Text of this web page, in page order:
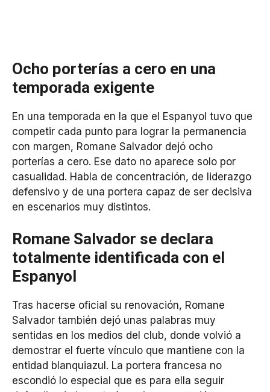
Ocho porterías a cero en una
temporada exigente
En una temporada en la que el Espanyol tuvo que
competir cada punto para lograr la permanencia
con margen, Romane Salvador dejó ocho
porterías a cero. Ese dato no aparece solo por
casualidad. Habla de concentración, de liderazgo
defensivo y de una portera capaz de ser decisiva
en escenarios muy distintos.
Romane Salvador se declara
totalmente identificada con el
Espanyol
Tras hacerse oficial su renovación, Romane
Salvador también dejó unas palabras muy
sentidas en los medios del club, donde volvió a
demostrar el fuerte vínculo que mantiene con la
entidad blanquiazul. La portera francesa no
escondió lo especial que es para ella seguir